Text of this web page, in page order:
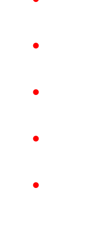
●
●
●
●